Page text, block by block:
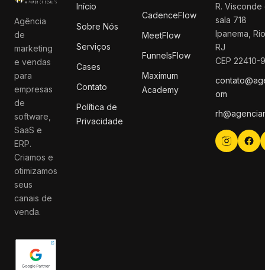
Agência
de
marketing
e vendas
para
empresas
de
software,
SaaS e
ERP.
Criamos e
otimizamos
seus
canais de
venda.
Início
Sobre Nós
Serviços
Cases
Contato
Política de
Privacidade
CadenceFlow
MeetFlow
FunnelsFlow
Maximum
Academy
R.
sala 718
Ipanema,
RJ
CEP 22410-
om